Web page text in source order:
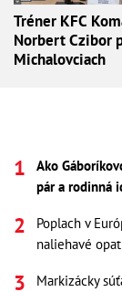
Tréner KFC
Norbert Czibor
Michalovciach
Ako
pár a rodinná
Poplach v
naliehavé
Markizácky